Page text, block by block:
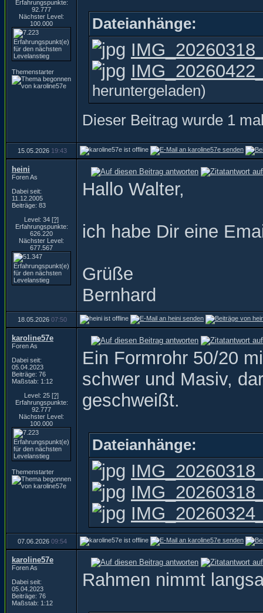
Erfahrungspunkte:
92.777
Nächster Level:
100.000
Themenstarter
Dateianhänge:
heruntergeladen)
Dieser Beitrag wurde 1
15.05.2026 19:43
heini
Foren As
Dabei seit:
11.12.2005
Beiträge: 83
Level: 34 [?]
Erfahrungspunkte:
626.220
Nächster Level:
677.567
Hallo Walter,
ich habe Dir eine
Grüße
Bernhard
18.05.2026 07:50
karoline57e
Foren As
Dabei seit:
05.04.2023
Beiträge: 76
Maßstab: 1:12
Level: 25 [?]
Erfahrungspunkte:
92.777
Nächster Level:
100.000
Themenstarter
Ein Formrohr 50/20
schwer und Masiv,
geschweißt.
Dateianhänge:
07.06.2026 09:54
karoline57e
Foren As
Dabei seit:
05.04.2023
Beiträge: 76
Maßstab: 1:12
Rahmen nimmt